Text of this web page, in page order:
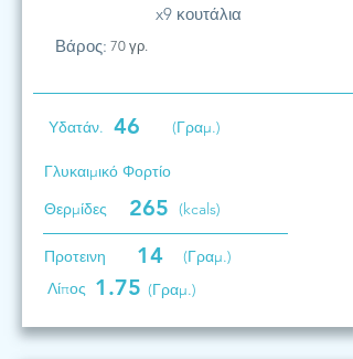
x9 κουτάλια
Βάρος: 70 γρ.
Υδατάν. 46 (Γραμ.)
Γλυκαιμικό Φορτίο
Θερμίδες
265 (kcals)
Προτεινη 14
(Γραμ.)
Λίπος 1.75 (Γραμ.)